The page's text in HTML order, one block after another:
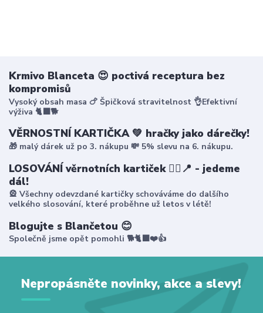
Krmivo Blanceta 😍 poctivá receptura bez
kompromisů
Vysoký obsah masa 🍗 Špičková stravitelnost 👌Efektivní
výživa 🐈‍⬛🐕
VĚRNOSTNÍ KARTIČKA 💚 hračky jako dárečky!
🎁 malý dárek už po 3. nákupu 💸 5% slevu na 6. nákupu.
LOSOVÁNÍ věrnotních kartiček 🤸‍♀️📍 - jedeme
dál!
🎡 Všechny odevzdané kartičky schováváme do dalšího
velkého slosování, které proběhne už letos v létě!
Blogujte s Blančetou 😊
Společně jsme opět pomohli 🐕🐈‍⬛❤️👍
Nepropásněte novinky, akce a slevy!